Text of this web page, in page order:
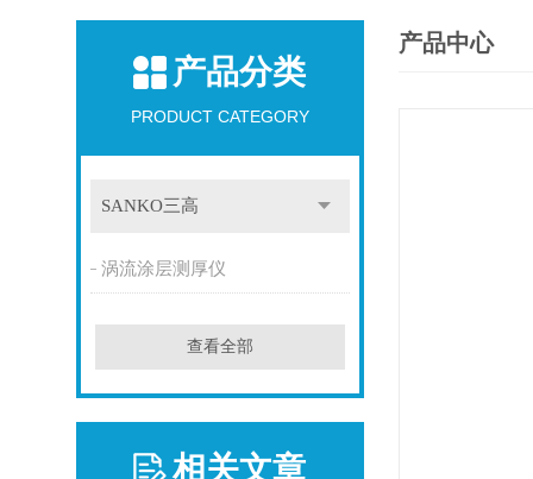
产品分类
PRODUCT CATEGORY
SANKO三高
涡流涂层测厚仪
查看全部
相关文章
产品中心